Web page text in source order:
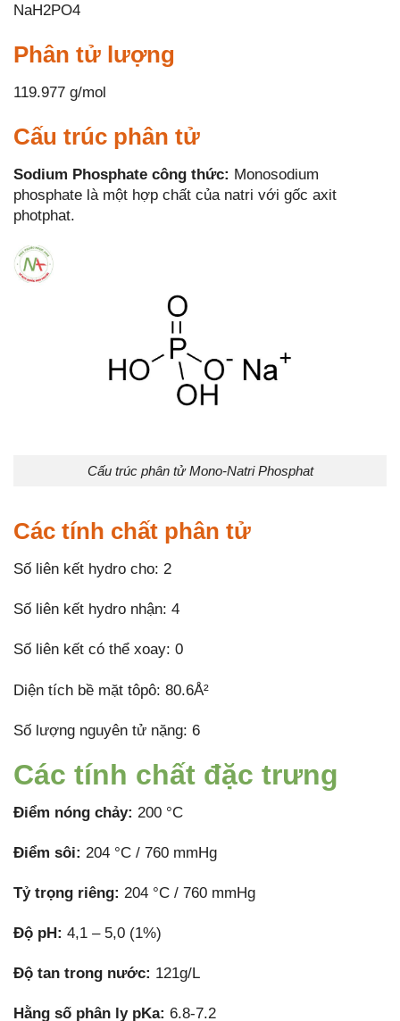
NaH2PO4
Phân tử lượng
119.977 g/mol
Cấu trúc phân tử
Sodium Phosphate công thức: Monosodium
phosphate là một hợp chất của natri với gốc axit
photphat.
Cấu trúc phân tử Mono-Natri Phosphat
Các tính chất phân tử
Số liên kết hydro cho: 2
Số liên kết hydro nhận: 4
Số liên kết có thể xoay: 0
Diện tích bề mặt tôpô: 80.6Å²
Số lượng nguyên tử nặng: 6
Các tính chất đặc trưng
Điểm nóng chảy: 200 °C
Điểm sôi: 204 °C / 760 mmHg
Tỷ trọng riêng: 204 °C / 760 mmHg
Độ pH: 4,1 – 5,0 (1%)
Độ tan trong nước: 121g/L
Hằng số phân ly pKa: 6.8-7.2